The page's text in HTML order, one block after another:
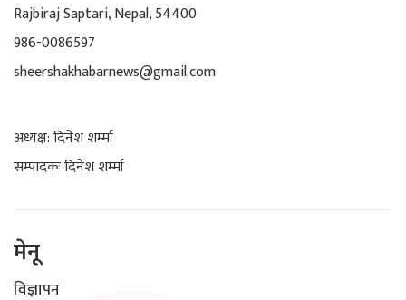
Rajbiraj Saptari, Nepal, 54400
986-0086597
sheershakhabarnews@gmail.com
अध्यक्ष: दिनेश शर्म्मा
सम्पादकः दिनेश शर्म्मा
मेनू
विज्ञापन